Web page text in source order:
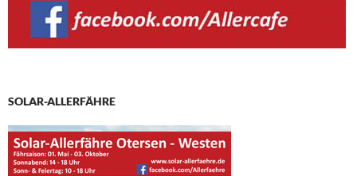
SOLAR-ALLERFÄHRE